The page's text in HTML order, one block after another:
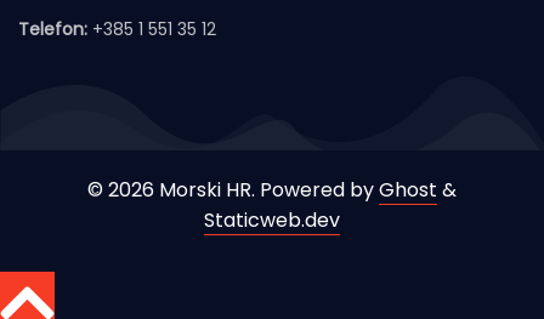
Telefon: +385 1 551 35 12
© 2026 Morski HR. Powered byGhost &
Staticweb.dev